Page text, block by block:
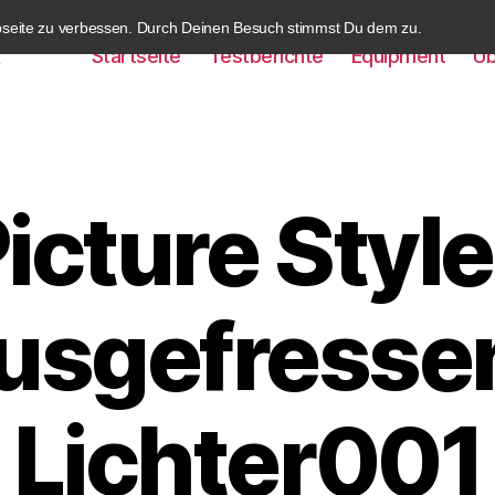
zu verbessen. Durch Deinen Besuch stimmst Du dem zu.
Startseite Testberichte Equipment
Lichter001